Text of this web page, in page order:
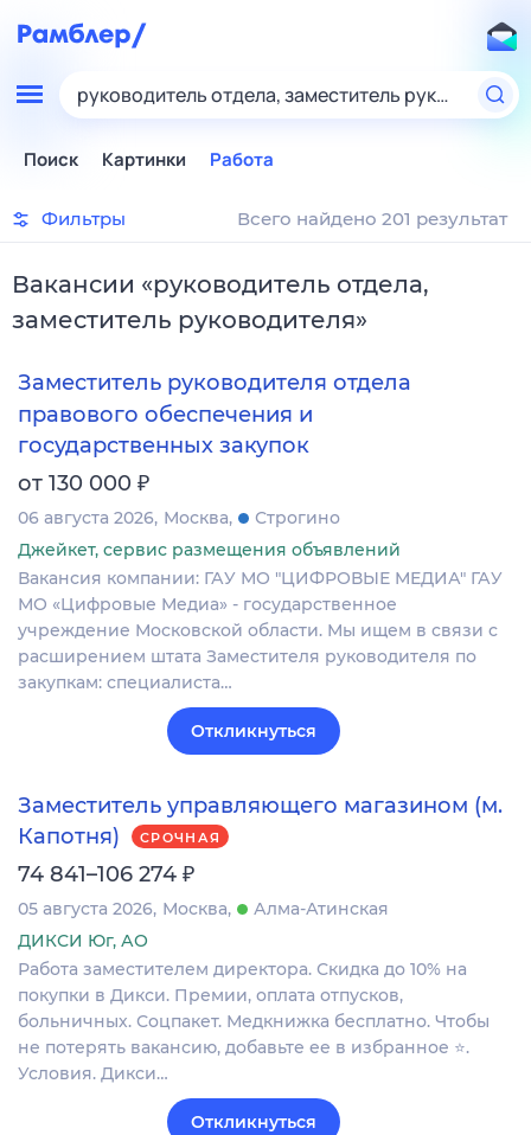
руководитель отдела, заместитель
Поиск Картинки Работа
Фильтры Всего найдено 201 результат
Вакансии «руководитель отдела,
заместитель руководителя»
Заместитель руководителя отдела
правового обеспечения и
государственных закупок
от 130 000 ₽
06 августа 2026 Москва
Строгино
Джейкет, сервис размещения объявлений
Вакансия компании: ГАУ МО "ЦИФРОВЫЕ МЕДИА" ГАУ
МО «Цифровые Медиа» - государственное
учреждение Московской области. Мы ищем в связи с
расширением штата Заместителя руководителя по
закупкам: специалиста…
Откликнуться
Заместитель управляющего магазином (м.
Капотня)
СРОЧНАЯ
74 841–106 274 ₽
05 августа 2026 Москва
Алма-Атинская
ДИКСИ Юг, АО
Работа заместителем директора. Скидка до 10% на
покупки в Дикси. Премии, оплата отпусков,
больничных. Соцпакет. Медкнижка бесплатно. Чтобы
не потерять вакансию, добавьте ее в избранное ⭐.
Условия. Дикси…
Откликнуться